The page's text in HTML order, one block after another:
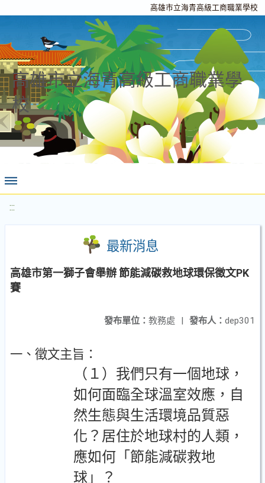
高雄市立海青高級工商職業學校
高雄市立海青高級工商職業學
校
:::
最新消息
高雄市第一獅子會舉辦 節能減碳救地球環保徵文PK
賽
發布人： dep301
發布單位： 教務處 |
一、徵文主旨：
（１）我們只有一個地球，
如何面臨全球溫室效應，自
然生態與生活環境品質惡
化？居住於地球村的人類，
應如何「節能減碳救地
球」？